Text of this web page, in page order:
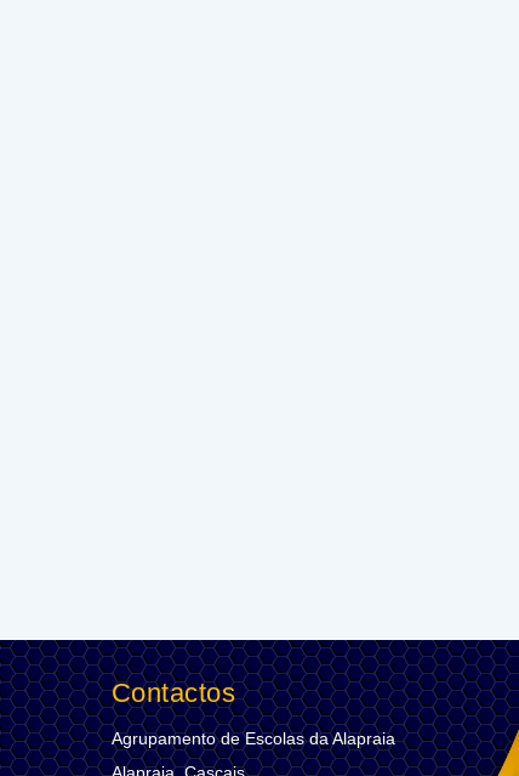
Contactos
Agrupamento de Escolas da Alapraia